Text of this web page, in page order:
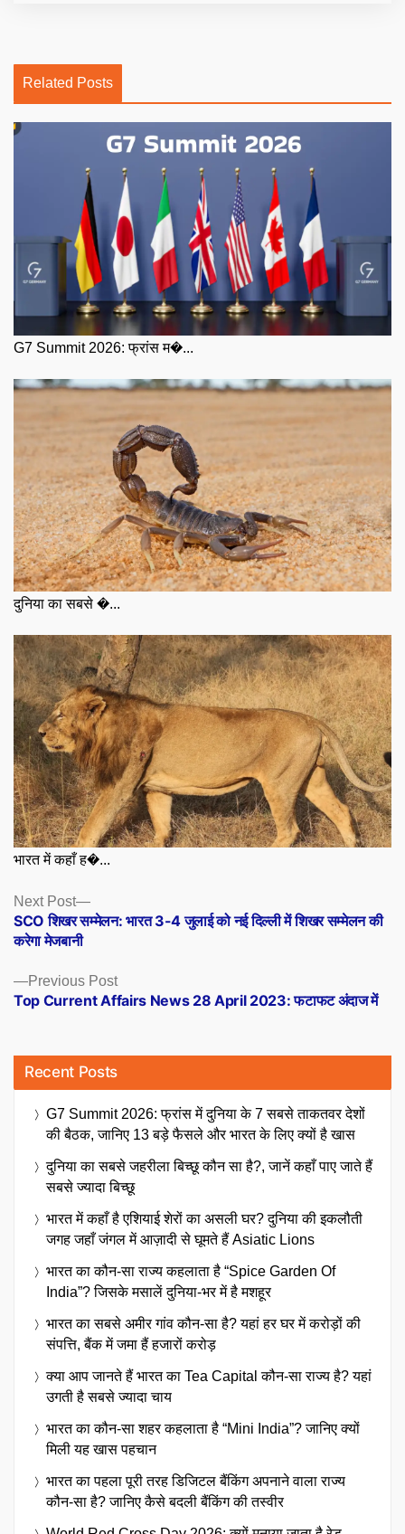
Related Posts
G7 Summit 2026: फ्रांस म�...
दुनिया का सबसे �...
भारत में कहाँ ह�...
Posts
navigation
Previous PostPrevious
post:
Top Current Affairs News 28 April 2023: फटाफट अंदाज में
Next Post
Next
post:
SCO शिखर सम्मेलन: भारत 3-4 जुलाई को नई दिल्ली में शिखर सम्मेलन की
करेगा मेजबानी
Recent Posts
G7 Summit 2026: फ्रांस में दुनिया के 7 सबसे ताकतवर देशों
की बैठक, जानिए 13 बड़े फैसले और भारत के लिए क्यों है खास
दुनिया का सबसे जहरीला बिच्छू कौन सा है?, जानें कहाँ पाए जाते हैं
सबसे ज्यादा बिच्छू
भारत में कहाँ है एशियाई शेरों का असली घर? दुनिया की इकलौती
जगह जहाँ जंगल में आज़ादी से घूमते हैं Asiatic Lions
भारत का कौन-सा राज्य कहलाता है “Spice Garden Of
India”? जिसके मसालें दुनिया-भर में है मशहूर
भारत का सबसे अमीर गांव कौन-सा है? यहां हर घर में करोड़ों की
संपत्ति, बैंक में जमा हैं हजारों करोड़
क्या आप जानते हैं भारत का Tea Capital कौन-सा राज्य है? यहां
उगती है सबसे ज्यादा चाय
भारत का कौन-सा शहर कहलाता है “Mini India”? जानिए क्यों
मिली यह खास पहचान
भारत का पहला पूरी तरह डिजिटल बैंकिंग अपनाने वाला राज्य
कौन-सा है? जानिए कैसे बदली बैंकिंग की तस्वीर